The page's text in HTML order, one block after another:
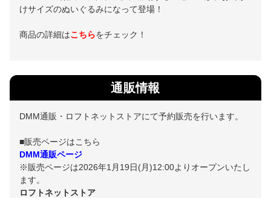
けサイズのぬいぐるみになって登場！
商品の詳細はこちらをチェック！
通販情報
DMM通販・ロフトネットストアにて予約販売を行います。
■販売ページはこちら
DMM通販ページ
※販売ページは2026年1月19日(月)12:00よりオープンいたし
ます。
ロフトネットストア